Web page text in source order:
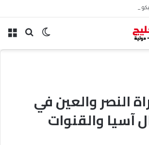
تغرم ميتا نصف مليار دولار بسبب الأطفال
بحث الوضع
النصر والعين في
آسيا والقنوات